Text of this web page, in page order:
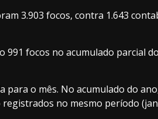
3.903 focos, contra 1.643
focos no acumulado parcial
o mês. No acumulado do
no mesmo período